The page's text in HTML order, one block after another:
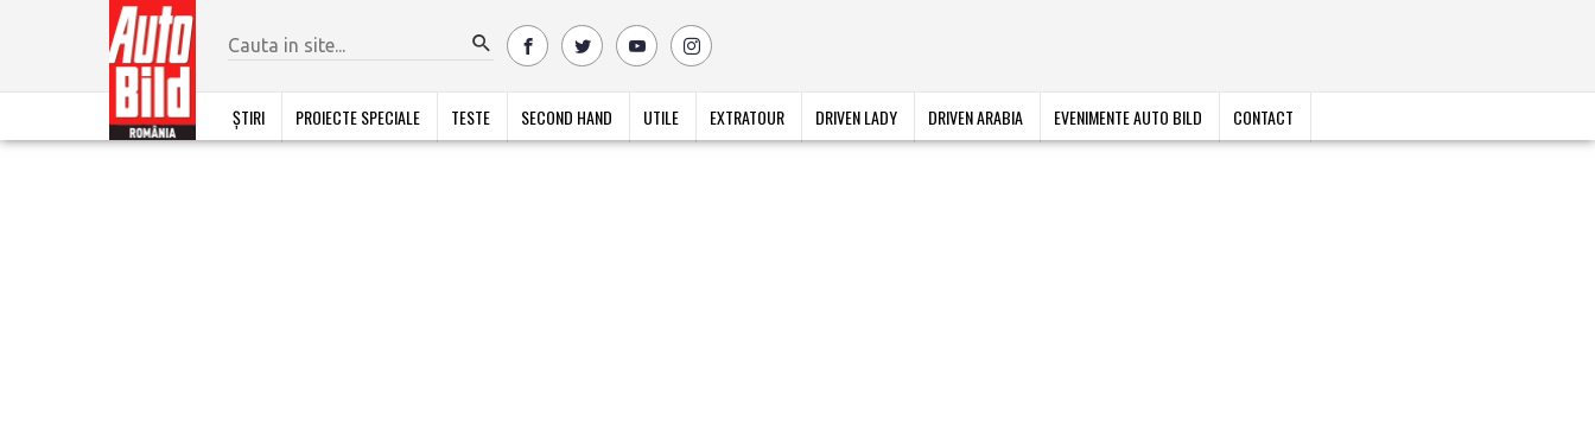
ȘTIRI PROIECTE SPECIALE TESTE SECOND HAND UTILE EXTRATOUR DRIVEN LADY DRIVEN ARABIA EVENIMENTE AUTO BILD CONTACT